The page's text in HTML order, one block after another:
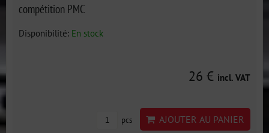
compétition PMC
Disponibilité: En stock
26 € incl. VAT
pcs AJOUTER AU PANIER